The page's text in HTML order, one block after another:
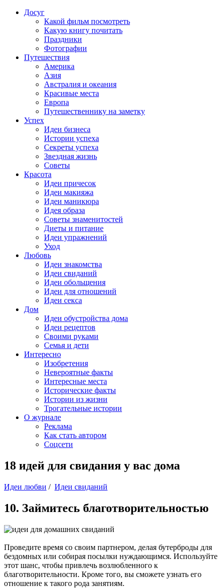
Досуг
Какой фильм посмотреть
Какую книгу почитать
Праздники
Фотографии
Путешествия
Америка
Азия
Австралия и океания
Красивые места
Европа
Путешественнику на заметку
Успех
Идеи бизнеса
Истории успеха
Секреты успеха
Звездная жизнь
Советы
Красота
Идеи причесок
Идеи макияжа
Идеи маникюра
Идея образа
Советы знаменитостей
Диеты и питание
Идеи упражнений
Уход
Любовь
Идеи знакомства
Идеи свиданий
Идеи обольщения
Идеи для отношений
Идеи секса
Дом
Идеи обустройства дома
Идеи рецептов
Своими руками
Семья и дети
Интересно
Изобретения
Невероятные факты
Интересные места
Исторические факты
Истории из жизни
Трогательные истории
О журнале
Реклама
Как стать автором
Соцсети
18 идей для свидания у вас дома
Идеи любви / Идеи свиданий
10. Займитесь благотворительностью
Проведите время со своим партнером, делая бутерброды для
бездомных или собирая посылки нуждающимся. Используйте
этот шанс, чтобы привлечь возлюбленного к
благотворительности. Кроме того, вы сможете узнать его
отношение к такого рода занятиям.